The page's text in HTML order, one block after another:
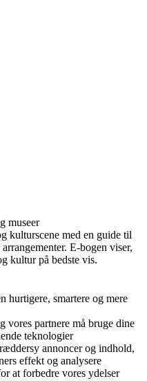
museer
kulturscene med en guide til
E-bogen viser,
kultur på bedste vis.
hurtigere, smartere og mere
partnere må bruge dine
teknologier
annoncer og indhold,
effekt og analysere
at forbedre vores ydelser